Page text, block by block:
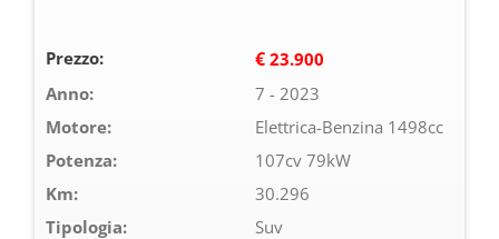
Prezzo: € 23.900
Anno:
7 - 2023
Motore:
Elettrica-Benzina 1498cc
Potenza:
107cv 79kW
Km:
30.296
Tipologia:
Suv